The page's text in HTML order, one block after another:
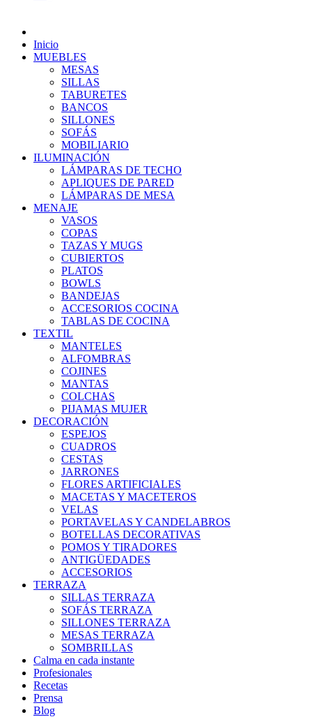
Inicio
MUEBLES
MESAS
SILLAS
TABURETES
BANCOS
SILLONES
SOFÁS
MOBILIARIO
ILUMINACIÓN
LÁMPARAS DE TECHO
APLIQUES DE PARED
LÁMPARAS DE MESA
MENAJE
VASOS
COPAS
TAZAS Y MUGS
CUBIERTOS
PLATOS
BOWLS
BANDEJAS
ACCESORIOS COCINA
TABLAS DE COCINA
TEXTIL
MANTELES
ALFOMBRAS
COJINES
MANTAS
COLCHAS
PIJAMAS MUJER
DECORACIÓN
ESPEJOS
CUADROS
CESTAS
JARRONES
FLORES ARTIFICIALES
MACETAS Y MACETEROS
VELAS
PORTAVELAS Y CANDELABROS
BOTELLAS DECORATIVAS
POMOS Y TIRADORES
ANTIGÜEDADES
ACCESORIOS
TERRAZA
SILLAS TERRAZA
SOFÁS TERRAZA
SILLONES TERRAZA
MESAS TERRAZA
SOMBRILLAS
Calma en cada instante
Profesionales
Recetas
Prensa
Blog